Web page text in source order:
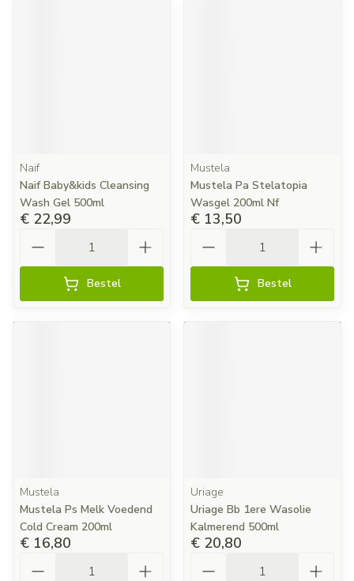
Naif
Naif Baby&kids Cleansing
Wash Gel 500ml
€ 22,99
Bestel
Mustela
Mustela Pa Stelatopia
Wasgel 200ml Nf
€ 13,50
Bestel
Mustela
Mustela Ps Melk Voedend
Cold Cream 200ml
€ 16,80
Uriage
Uriage Bb 1ere Wasolie
Kalmerend 500ml
€ 20,80